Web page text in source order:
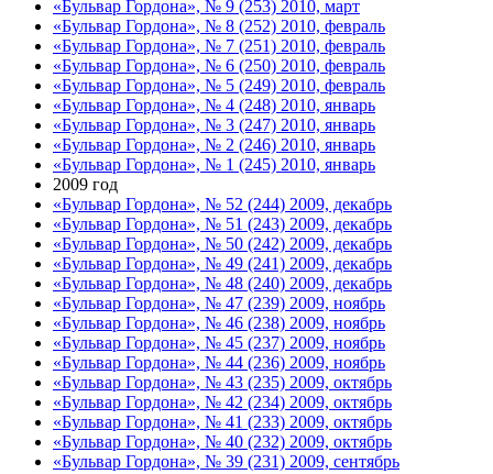
«Бульвар Гордона», № 9 (253) 2010, март
«Бульвар Гордона», № 8 (252) 2010, февраль
«Бульвар Гордона», № 7 (251) 2010, февраль
«Бульвар Гордона», № 6 (250) 2010, февраль
«Бульвар Гордона», № 5 (249) 2010, февраль
«Бульвар Гордона», № 4 (248) 2010, январь
«Бульвар Гордона», № 3 (247) 2010, январь
«Бульвар Гордона», № 2 (246) 2010, январь
«Бульвар Гордона», № 1 (245) 2010, январь
2009 год
«Бульвар Гордона», № 52 (244) 2009, декабрь
«Бульвар Гордона», № 51 (243) 2009, декабрь
«Бульвар Гордона», № 50 (242) 2009, декабрь
«Бульвар Гордона», № 49 (241) 2009, декабрь
«Бульвар Гордона», № 48 (240) 2009, декабрь
«Бульвар Гордона», № 47 (239) 2009, ноябрь
«Бульвар Гордона», № 46 (238) 2009, ноябрь
«Бульвар Гордона», № 45 (237) 2009, ноябрь
«Бульвар Гордона», № 44 (236) 2009, ноябрь
«Бульвар Гордона», № 43 (235) 2009, октябрь
«Бульвар Гордона», № 42 (234) 2009, октябрь
«Бульвар Гордона», № 41 (233) 2009, октябрь
«Бульвар Гордона», № 40 (232) 2009, октябрь
«Бульвар Гордона», № 39 (231) 2009, сентябрь